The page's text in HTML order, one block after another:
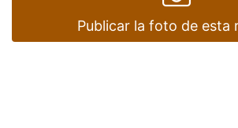
Publicar la foto de esta